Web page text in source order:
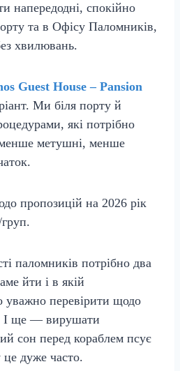
напередодні, спокійно
та в Офісу Паломників,
хвилювань.
Guest House – Pansion
Ми біля порту й
які потрібно
метушні, менше
пропозицій на 2026 рік
паломників потрібно два
йти і в якій
уважно перевірити щодо
І ще — вирушати
сон перед кораблем псує
дуже часто.